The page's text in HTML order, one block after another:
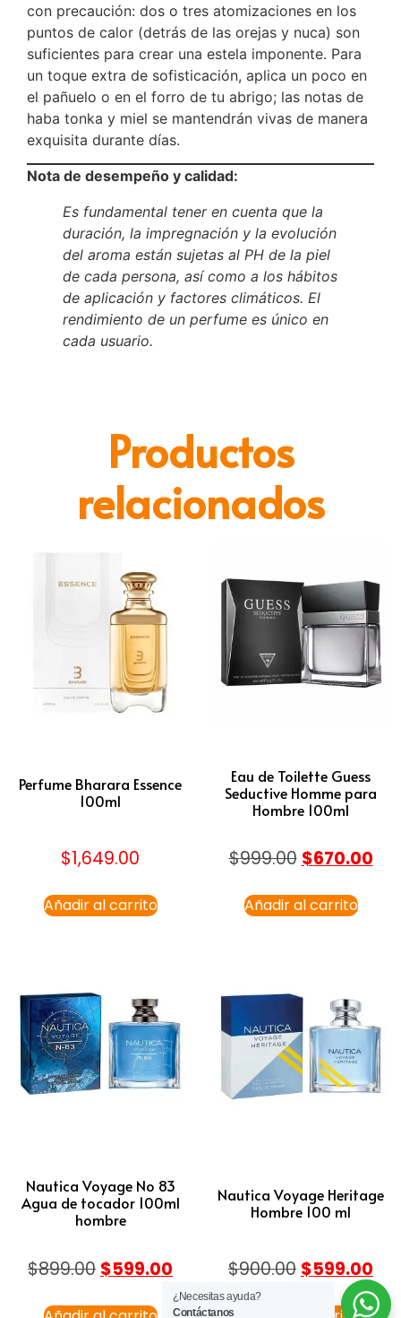
con precaución: dos o tres atomizaciones en los
puntos de calor (detrás de las orejas y nuca) son
suficientes para crear una estela imponente. Para
un toque extra de sofisticación, aplica un poco en
el pañuelo o en el forro de tu abrigo; las notas de
haba tonka y miel se mantendrán vivas de manera
exquisita durante días.
Nota de desempeño y calidad:
Es fundamental tener en cuenta que la
duración, la impregnación y la evolución
del aroma están sujetas al PH de la piel
de cada persona, así como a los hábitos
de aplicación y factores climáticos. El
rendimiento de un perfume es único en
cada usuario.
Productos
relacionados
Perfume Bharara Essence
100ml
$1,649.00
Añadir al carrito
Eau de Toilette Guess
Seductive Homme para
Hombre 100ml
$999.00 $670.00
Añadir al carrito
Nautica Voyage No 83
Agua de tocador 100ml
hombre
$899.00 $599.00
Nautica Voyage Heritage
Hombre 100 ml
$900.00 $599.00
¿Necesitas ayuda?
Contáctanos